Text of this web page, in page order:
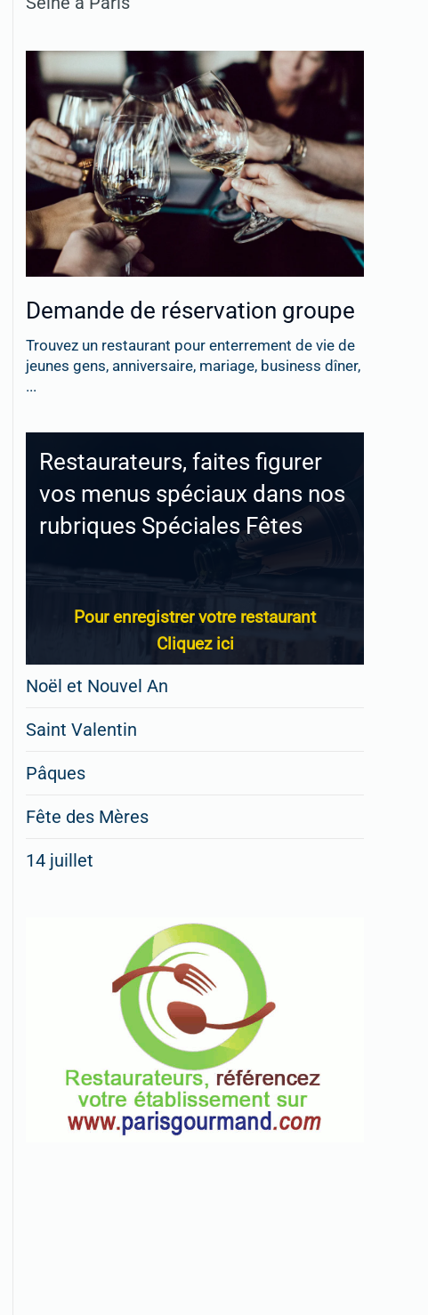
Demande de réservation groupe
Trouvez un restaurant pour enterrement de vie de
jeunes gens, anniversaire, mariage, business dîner,
...
Restaurateurs, faites figurer
vos menus spéciaux dans nos
rubriques Spéciales Fêtes
Pour enregistrer votre restaurant
Cliquez ici
Noël et Nouvel An
Saint Valentin
Pâques
Fête des Mères
14 juillet